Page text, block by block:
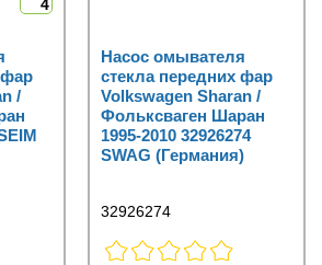
4
фар
/
Насос омывателя
стекла передних фар
Volkswagen Sharan /
Фольксваген Шаран
1995-2010 32926274
SWAG (Германия)
32926274